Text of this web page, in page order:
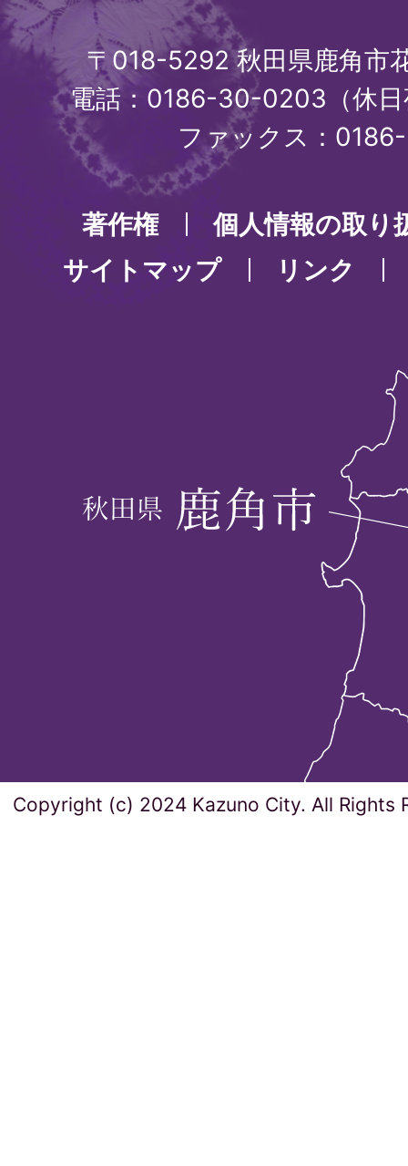
〒018-5292 秋田県鹿角市
電話：0186-30-0203（休
ファックス：
著作権
個人情報の取り
サイトマップ
リンク
Copyright (c) 2024 Kazuno City. All Rights